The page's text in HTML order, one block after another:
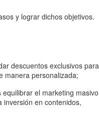
y lograr dichos objetivos.
descuentos exclusivos para
manera personalizada;
el marketing masivo
en contenidos,